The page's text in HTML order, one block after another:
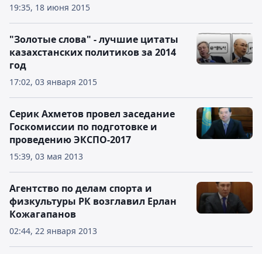
19:35, 18 июня 2015
17:02, 03 января 2015
"Золотые слова" - лучшие цитаты
казахстанских политиков за 2014
год
15:39, 03 мая 2013
Серик Ахметов провел заседание
Госкомиссии по подготовке и
проведению ЭКСПО-2017
02:44, 22 января 2013
Агентство по делам спорта и
физкультуры РК возглавил Ерлан
Кожагапанов